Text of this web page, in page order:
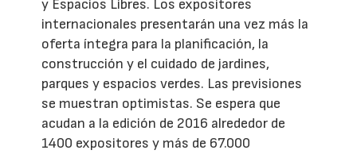
y Espacios Libres. Los expositores
internacionales presentarán una vez más la
oferta íntegra para la planificación, la
construcción y el cuidado de jardines,
parques y espacios verdes. Las previsiones
se muestran optimistas. Se espera que
acudan a la edición de 2016 alrededor de
1400 expositores y más de 67.000